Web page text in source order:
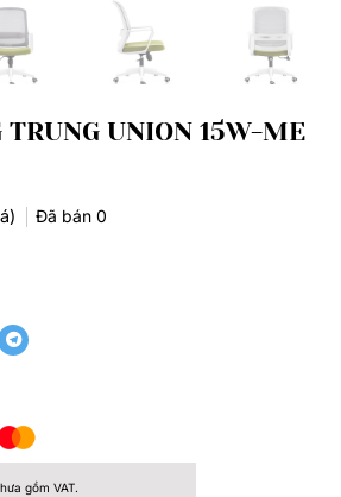
TRUNG UNION 15W-ME
Đã bán 0
gồm VAT.